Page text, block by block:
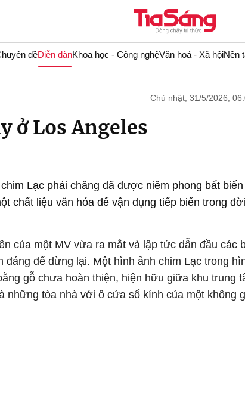
đềDiễn đànKhoa học - Công nghệVăn hoá - Xã hộiNền
Chủ nhật, 31/5/2026,
ở Los Angeles
Lạc phải chăng đã được niêm phong bất biến
chất liệu văn hóa để vận dụng tiếp biến trong
của một MV vừa ra mắt và lập tức dẫn đầu các
đáng để dừng lại. Một hình ảnh chim Lạc trong
gỗ chưa hoàn thiện, hiện hữu giữa khu trung
những tòa nhà với ô cửa sổ kính của một không